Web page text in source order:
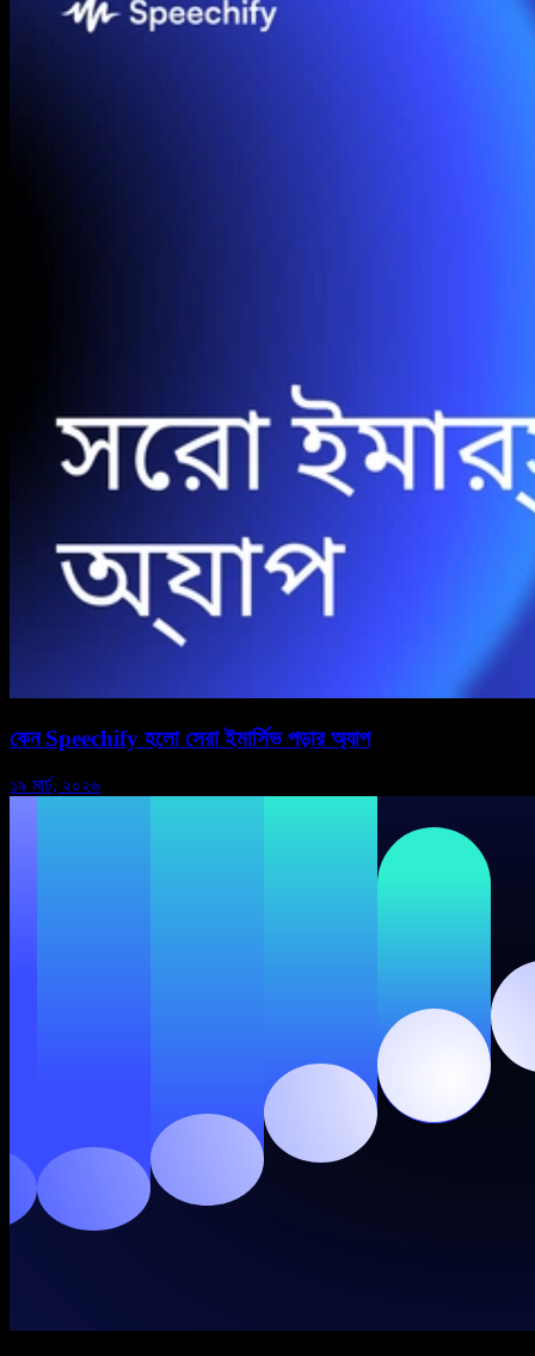
কেন Speechify হলো সেরা ইমার্সিভ পড়ার অ্যাপ
১৯ মার্চ, ২০২৬